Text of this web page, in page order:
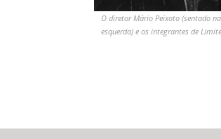
O diretor Mário Peixoto (sentado na
esquerda) e os integrantes de Limite.